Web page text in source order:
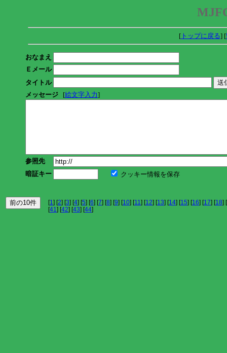
[トップに戻る] [
おなまえ
Ｅメール
タイトル
メッセージ [絵文字入力]
参照先
暗証キー
クッキー情報を保存
[1] [2] [3] [4] [5] [6] [7] [8] [9] [10] [11] [12] [13] [14] [15] [16] [17] [18] [
[41] [42] [43] [44]